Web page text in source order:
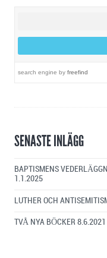
search engine by freefind
SENASTE INLÄGG
BAPTISMENS
1.1.2025
LUTHER OCH
TVÅ NYA BÖCKER 8.6.2021